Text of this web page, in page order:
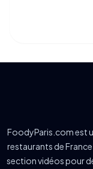
FoodyParis.com est
restaurants de
section vidéos pour